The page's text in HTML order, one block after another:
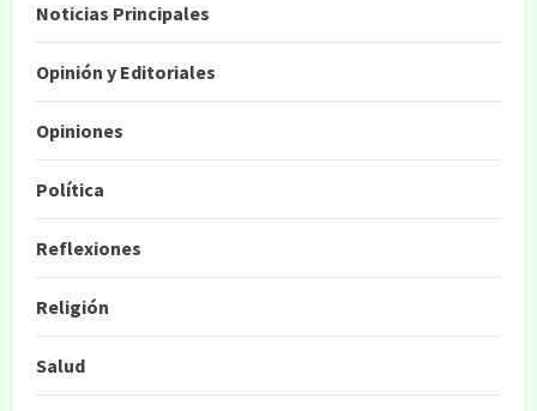
Noticias Principales
Opinión y Editoriales
Opiniones
Política
Reflexiones
Religión
Salud